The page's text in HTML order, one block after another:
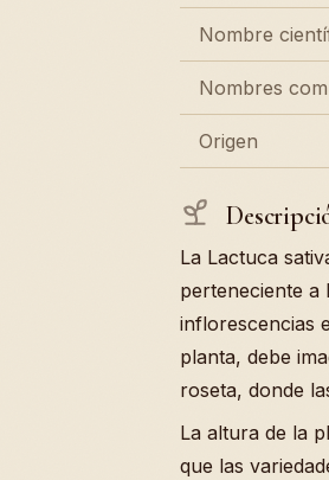
Nombre
Nombres
Origen
La Lactuca
perteneciente a
inflorescencias
planta, debe
roseta, donde
La altura de la
que las